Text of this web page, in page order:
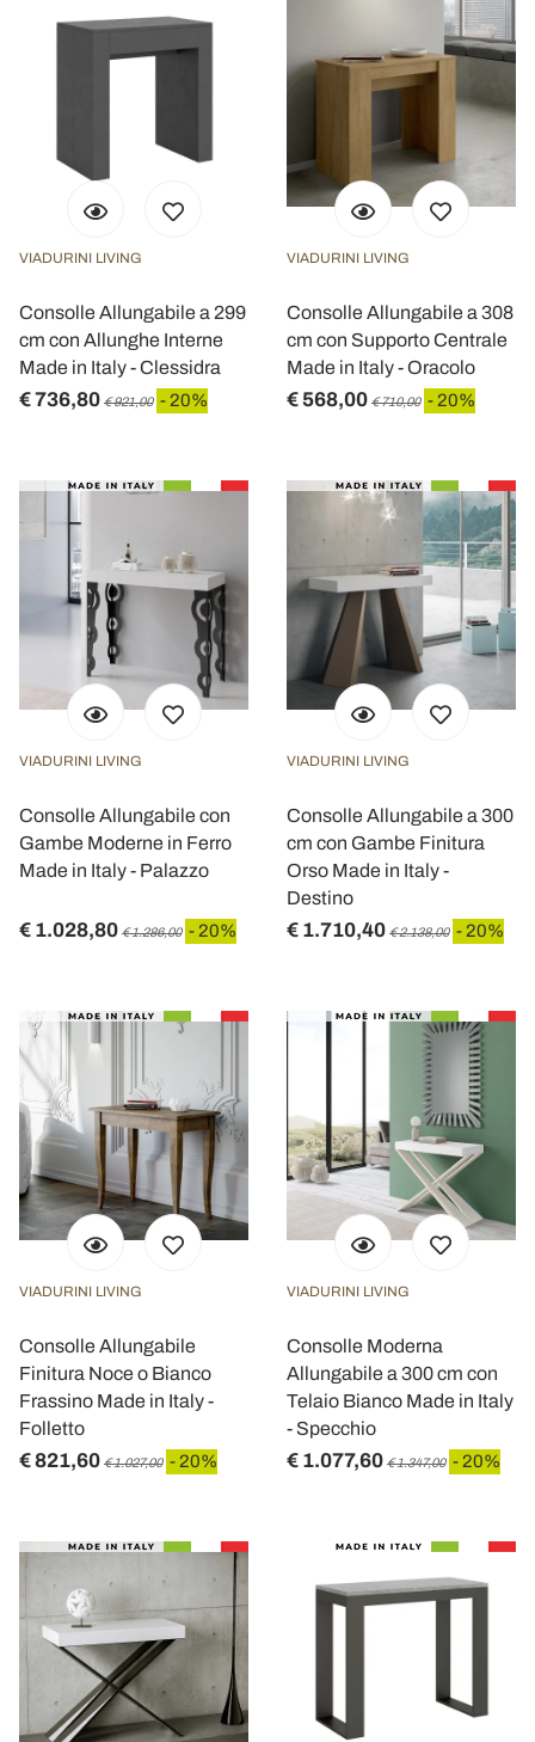
VIADURINI LIVING
Consolle Allungabile a 299
cm con Allunghe Interne
Made in Italy - Clessidra
€ 736,80 € 921,00 - 20%
VIADURINI LIVING
Consolle Allungabile a 308
cm con Supporto Centrale
Made in Italy - Oracolo
€ 568,00 € 710,00 - 20%
VIADURINI LIVING
Consolle Allungabile con
Gambe Moderne in Ferro
Made in Italy - Palazzo
€ 1.028,80 € 1.286,00 - 20%
VIADURINI LIVING
Consolle Allungabile a 300
cm con Gambe Finitura
Orso Made in Italy -
Destino
€ 1.710,40 € 2.138,00 - 20%
VIADURINI LIVING
Consolle Allungabile
Finitura Noce o Bianco
Frassino Made in Italy -
Folletto
€ 821,60 € 1.027,00 - 20%
VIADURINI LIVING
Consolle Moderna
Allungabile a 300 cm con
Telaio Bianco Made in Italy
- Specchio
€ 1.077,60 € 1.347,00 - 20%